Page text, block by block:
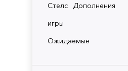
Стелс
игры
Дополнения
Ожидаемые